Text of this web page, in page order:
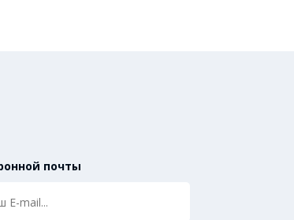
почты